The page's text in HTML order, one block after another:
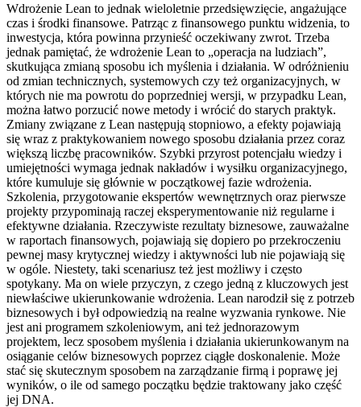
Wdrożenie Lean to jednak wieloletnie przedsięwzięcie, angażujące
czas i środki finansowe. Patrząc z finansowego punktu widzenia, to
inwestycja, która powinna przynieść oczekiwany zwrot. Trzeba
jednak pamiętać, że wdrożenie Lean to „operacja na ludziach”,
skutkująca zmianą sposobu ich myślenia i działania. W odróżnieniu
od zmian technicznych, systemowych czy też organizacyjnych, w
których nie ma powrotu do poprzedniej wersji, w przypadku Lean,
można łatwo porzucić nowe metody i wrócić do starych praktyk.
Zmiany związane z Lean następują stopniowo, a efekty pojawiają
się wraz z praktykowaniem nowego sposobu działania przez coraz
większą liczbę pracowników. Szybki przyrost potencjału wiedzy i
umiejętności wymaga jednak nakładów i wysiłku organizacyjnego,
które kumuluje się głównie w początkowej fazie wdrożenia.
Szkolenia, przygotowanie ekspertów wewnętrznych oraz pierwsze
projekty przypominają raczej eksperymentowanie niż regularne i
efektywne działania. Rzeczywiste rezultaty biznesowe, zauważalne
w raportach finansowych, pojawiają się dopiero po przekroczeniu
pewnej masy krytycznej wiedzy i aktywności lub nie pojawiają się
w ogóle. Niestety, taki scenariusz też jest możliwy i często
spotykany. Ma on wiele przyczyn, z czego jedną z kluczowych jest
niewłaściwe ukierunkowanie wdrożenia. Lean narodził się z potrzeb
biznesowych i był odpowiedzią na realne wyzwania rynkowe. Nie
jest ani programem szkoleniowym, ani też jednorazowym
projektem, lecz sposobem myślenia i działania ukierunkowanym na
osiąganie celów biznesowych poprzez ciągłe doskonalenie. Może
stać się skutecznym sposobem na zarządzanie firmą i poprawę jej
wyników, o ile od samego początku będzie traktowany jako część
jej DNA.